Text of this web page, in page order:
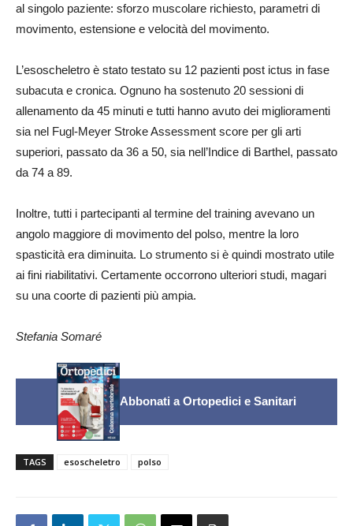
al singolo paziente: sforzo muscolare richiesto, parametri di
movimento, estensione e velocità del movimento.
L’esoscheletro è stato testato su 12 pazienti post ictus in fase
subacuta e cronica. Ognuno ha sostenuto 20 sessioni di
allenamento da 45 minuti e tutti hanno avuto dei miglioramenti
sia nel Fugl-Meyer Stroke Assessment score per gli arti
superiori, passato da 36 a 50, sia nell’Indice di Barthel, passato
da 74 a 89.
Inoltre, tutti i partecipanti al termine del training avevano un
angolo maggiore di movimento del polso, mentre la loro
spasticità era diminuita. Lo strumento si è quindi mostrato utile
ai fini riabilitativi. Certamente occorrono ulteriori studi, magari
su una coorte di pazienti più ampia.
Stefania Somaré
Abbonati a Ortopedici e Sanitari
TAGS esoscheletro polso